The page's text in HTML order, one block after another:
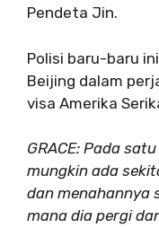
Pendeta Jin.
Polisi baru-baru
Beijing dalam
visa Amerika
GRACE: Pada
mungkin ada
dan menahannya
mana dia pergi